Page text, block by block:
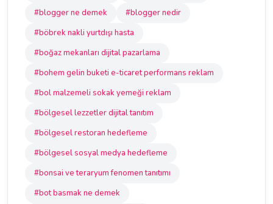
#blogger ne demek
#blogger nedir
#böbrek nakli yurtdışı hasta
#boğaz mekanları dijital pazarlama
#bohem gelin buketi e-ticaret performans reklam
#bol malzemeli sokak yemeği reklam
#bölgesel lezzetler dijital tanıtım
#bölgesel restoran hedefleme
#bölgesel sosyal medya hedefleme
#bonsai ve teraryum fenomen tanıtımı
#bot basmak ne demek